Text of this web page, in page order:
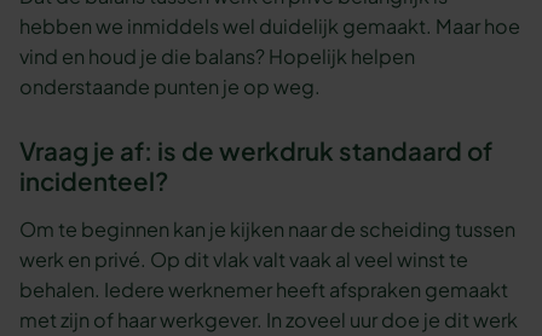
hebben we inmiddels wel duidelijk gemaakt. Maar hoe
vind en houd je die balans? Hopelijk helpen
onderstaande punten je op weg.
Vraag je af: is de werkdruk standaard of
incidenteel?
Om te beginnen kan je kijken naar de scheiding tussen
werk en privé. Op dit vlak valt vaak al veel winst te
behalen. Iedere werknemer heeft afspraken gemaakt
met zijn of haar werkgever. In zoveel uur doe je dit werk